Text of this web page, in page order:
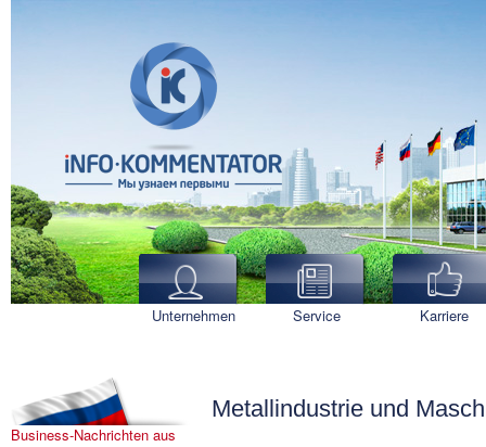
Unternehmen Service Karriere
Business-Nachrichten aus
Metallindustrie und